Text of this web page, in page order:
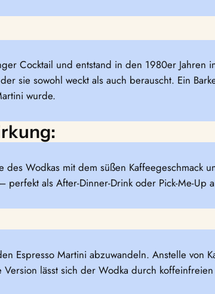
Cocktail und entstand in den 1980er
sie sowohl weckt als auch berauscht. Ein
wurde.
des Wodkas mit dem süßen
als After-Dinner-Drink oder Pick-Me-Up
Espresso Martini abzuwandeln. Anstelle von
lässt sich der Wodka durch